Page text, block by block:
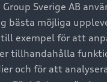
i lager
:plus - så gott som nya
- köp online
online
Sverige AB
bästa möjliga
exempel för att
tillhandahålla
och för att